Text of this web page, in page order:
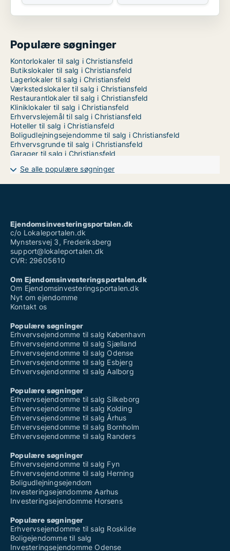
Populære søgninger
Kontorlokaler til salg i Christiansfeld
Butikslokaler til salg i Christiansfeld
Lagerlokaler til salg i Christiansfeld
Værkstedslokaler til salg i Christiansfeld
Restaurantlokaler til salg i Christiansfeld
Kliniklokaler til salg i Christiansfeld
Erhvervslejemål til salg i Christiansfeld
Hoteller til salg i Christiansfeld
Boligudlejningsejendomme til salg i Christiansfeld
Erhvervsgrunde til salg i Christiansfeld
Garager til salg i Christiansfeld
Se alle populære søgninger
Ejendomsinvesteringsportalen.dk
c/o Lokaleportalen.dk
Mynstersvej 3, Frederiksberg
support@lokaleportalen.dk
CVR: 29605610
Om Ejendomsinvesteringsportalen.dk
Om Ejendomsinvesteringsportalen.dk
Nyt om ejendomme
Kontakt os
Populære søgninger
Erhvervsejendomme til salg København
Erhvervsejendomme til salg Sjælland
Erhvervsejendomme til salg Odense
Erhvervsejendomme til salg Esbjerg
Erhvervsejendomme til salg Aalborg
Populære søgninger
Erhvervsejendomme til salg Silkeborg
Erhvervsejendomme til salg Kolding
Erhvervsejendomme til salg Århus
Erhvervsejendomme til salg Bornholm
Erhvervsejendomme til salg Randers
Populære søgninger
Erhvervsejendomme til salg Fyn
Erhvervsejendomme til salg Herning
Boligudlejningsejendom
Investeringsejendomme Aarhus
Investeringsejendomme Horsens
Populære søgninger
Erhvervsejendomme til salg Roskilde
Boligejendomme til salg
Investeringsejendomme Odense